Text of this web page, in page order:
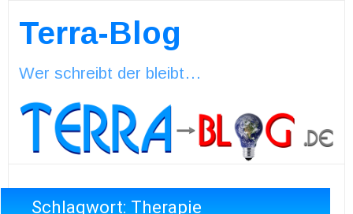
Terra-Blog
Wer schreibt der bleibt…
Schlagwort: Therapie